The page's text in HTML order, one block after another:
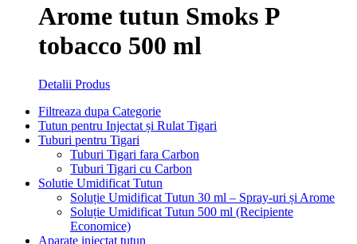
Arome tutun Smoks P
tobacco 500 ml
Detalii Produs
Filtreaza dupa Categorie
Tutun pentru Injectat și Rulat Tigari
Tuburi pentru Tigari
Tuburi Tigari fara Carbon
Tuburi Tigari cu Carbon
Solutie Umidificat Tutun
Soluție Umidificat Tutun 30 ml – Spray-uri și Arome
Soluție Umidificat Tutun 500 ml (Recipiente
Economice)
Aparate injectat tutun